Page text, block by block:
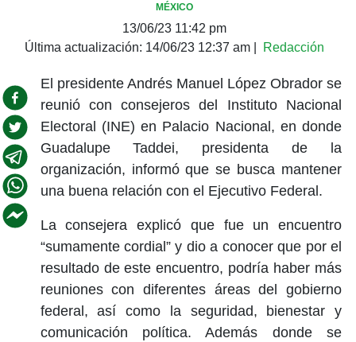
MÉXICO
13/06/23 11:42 pm
Última actualización: 14/06/23 12:37 am| Redacción
El presidente Andrés Manuel López Obrador se
reunió con consejeros del Instituto Nacional
Electoral (INE) en Palacio Nacional, en donde
Guadalupe Taddei, presidenta de la
organización, informó que se busca mantener
una buena relación con el Ejecutivo Federal.
La consejera explicó que fue un encuentro
“sumamente cordial” y dio a conocer que por el
resultado de este encuentro, podría haber más
reuniones con diferentes áreas del gobierno
federal, así como la seguridad, bienestar y
comunicación política. Además donde se